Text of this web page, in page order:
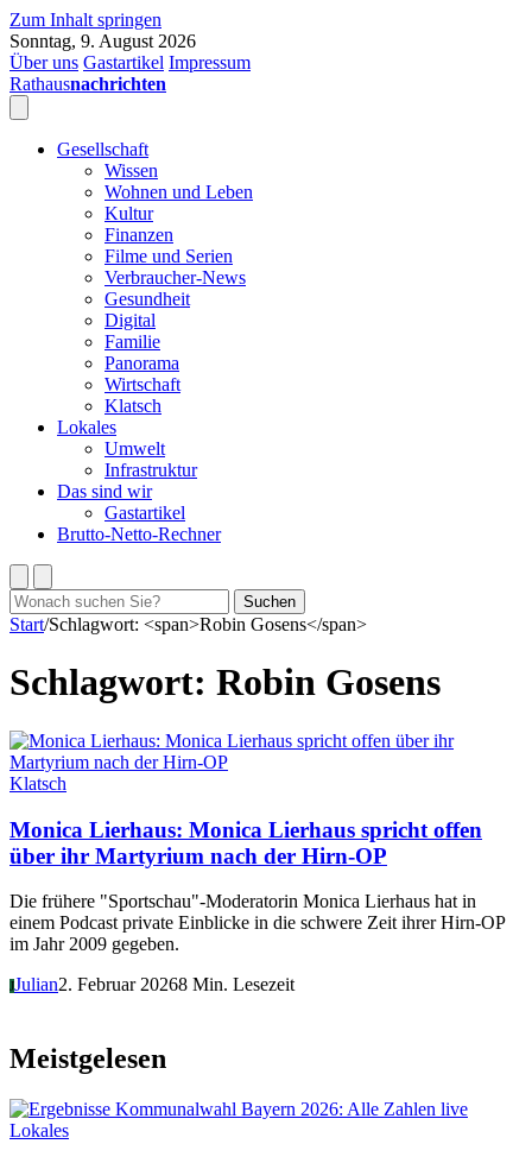
Zum Inhalt springen
Sonntag, 9. August 2026
Über uns Gastartikel Impressum
Rathausnachrichten
Gesellschaft
Wissen
Wohnen und Leben
Kultur
Finanzen
Filme und Serien
Verbraucher-News
Gesundheit
Digital
Familie
Panorama
Wirtschaft
Klatsch
Lokales
Umwelt
Infrastruktur
Das sind wir
Gastartikel
Brutto-Netto-Rechner
Suchen
nach:
Suchen
Start/Schlagwort: <span>Robin Gosens</span>
Schlagwort: Robin Gosens
Klatsch
Monica Lierhaus: Monica Lierhaus spricht offen
über ihr Martyrium nach der Hirn-OP
Die frühere "Sportschau"-Moderatorin Monica Lierhaus hat in
einem Podcast private Einblicke in die schwere Zeit ihrer Hirn-OP
im Jahr 2009 gegeben.
JJulian2. Februar 20268 Min. Lesezeit
Meistgelesen
Lokales